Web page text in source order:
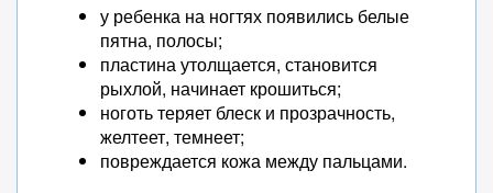
у ребенка на ногтях появились белые
пятна, полосы;
пластина утолщается, становится
рыхлой, начинает крошиться;
ноготь теряет блеск и прозрачность,
желтеет, темнеет;
повреждается кожа между пальцами.